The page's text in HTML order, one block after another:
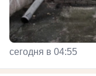
сегодня в 04:55